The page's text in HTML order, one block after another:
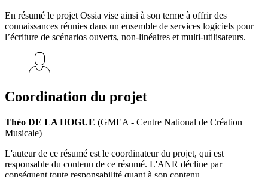
En résumé le projet Ossia vise ainsi à son terme à offrir des
connaissances réunies dans un ensemble de services logiciels pour
l’écriture de scénarios ouverts, non-linéaires et multi-utilisateurs.
Coordination du projet
Théo DE LA HOGUE (GMEA - Centre National de Création
Musicale)
L'auteur de ce résumé est le coordinateur du projet, qui est
responsable du contenu de ce résumé. L'ANR décline par